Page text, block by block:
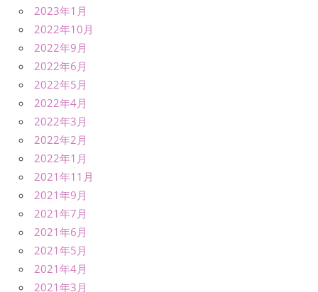
2023年1月
2022年10月
2022年9月
2022年6月
2022年5月
2022年4月
2022年3月
2022年2月
2022年1月
2021年11月
2021年9月
2021年7月
2021年6月
2021年5月
2021年4月
2021年3月